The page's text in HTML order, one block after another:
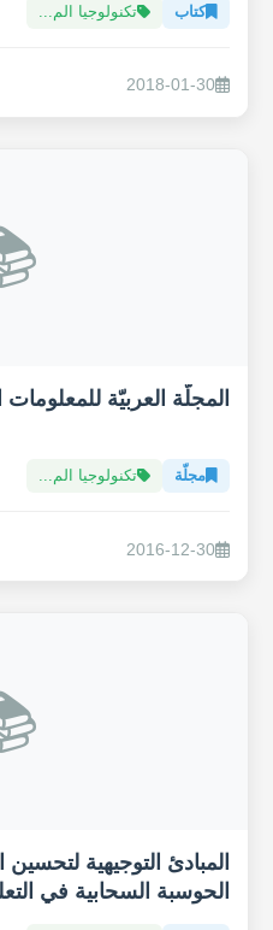
كتاب تكنولوجيا الم...
2018-01-30
المجلّة العربيّة للمعلومات
مجلّة تكنولوجيا الم...
2016-12-30
المبادئ التوجيهية لتحسين
الحوسبة السحابية في